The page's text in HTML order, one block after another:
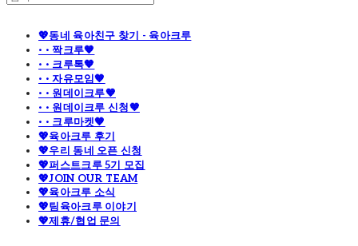
💖동네 육아친구 찾기 - 육아크루
· · 짝크루🧡
· · 크루톡🧡
· · 자유모임🧡
· · 원데이크루🧡
· · 원데이크루 신청🧡
· · 크루마켓🧡
💖육아크루 후기
💖우리 동네 오픈 신청
💖퍼스트크루 5기 모집
💖JOIN OUR TEAM
💖육아크루 소식
💖팀육아크루 이야기
💖제휴/협업 문의